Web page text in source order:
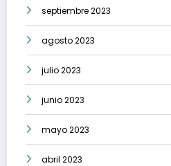
septiembre 2023
agosto 2023
julio 2023
junio 2023
mayo 2023
abril 2023